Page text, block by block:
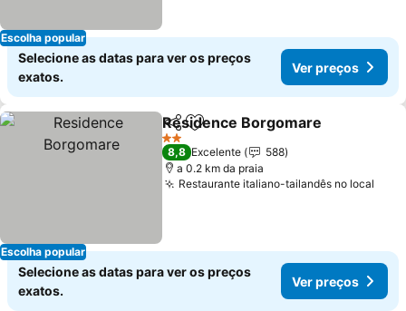
Escolha popular
Selecione as datas para ver os preços
exatos.
Ver preços
Escolha popular
PartilharAdicionar aos favoritos
Residence Borgomare
2 Estrelas
8,8 Excelente
588
a 0.2 km da praia
Restaurante italiano-tailandês no local
Selecione as datas para ver os preços
exatos.
Ver preços